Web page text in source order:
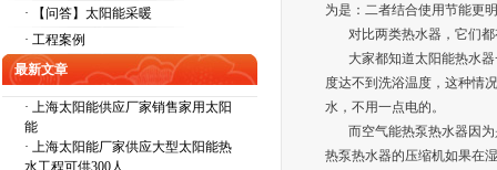
· 【问答】太阳能采暖
· 工程案例
最新文章
· 上海太阳能供应厂家销售家用太阳
能
· 上海太阳能厂家供应大型太阳能热
水工程可供300人
为是：二者结合使用节能更
对比两类热水器，它们都
大家都知道太阳能热水器
度达不到洗浴温度，这种情
水，不用一点电的。
而空气能热泵热水器因为
热泵热水器的压缩机如果在